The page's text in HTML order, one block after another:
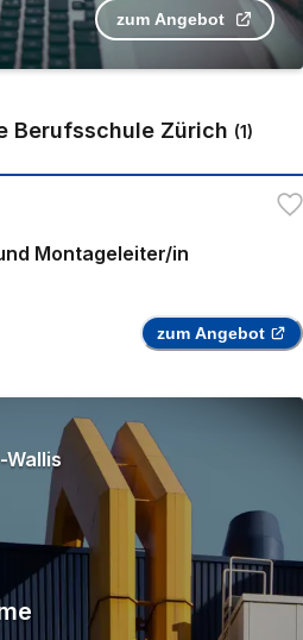
zum Angebot
Berufsschule Zürich (1)
Montageleiter/in
zum Angebot
Wallis